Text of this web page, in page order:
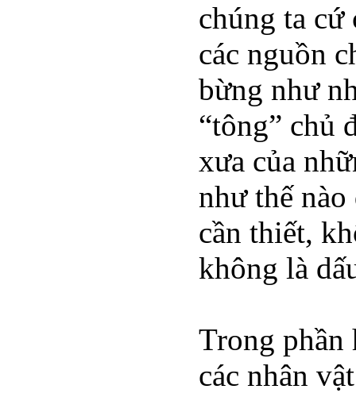
chúng ta cứ
các nguồn
bừng như
“tông” chủ
xưa của
như thế
cần thiết,
không là
Trong phần
các nhân